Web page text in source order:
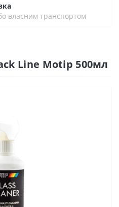
власним транспортом
Line Motip 500мл